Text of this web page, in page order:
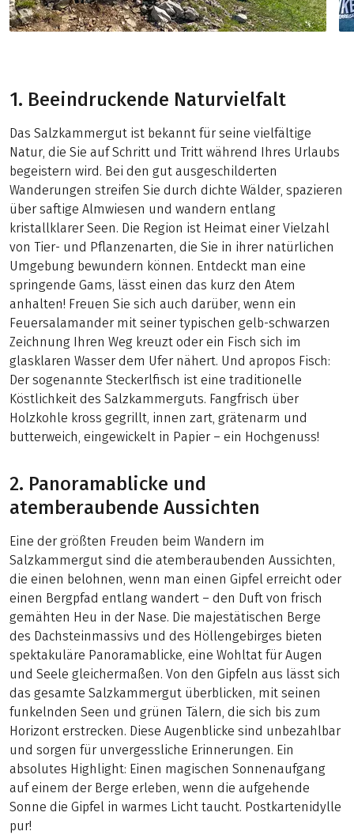
1. Beeindruckende Naturvielfalt
Das Salzkammergut ist bekannt für seine vielfältige
Natur, die Sie auf Schritt und Tritt während Ihres Urlaubs
begeistern wird. Bei den gut ausgeschilderten
Wanderungen streifen Sie durch dichte Wälder, spazieren
über saftige Almwiesen und wandern entlang
kristallklarer Seen. Die Region ist Heimat einer Vielzahl
von Tier- und Pflanzenarten, die Sie in ihrer natürlichen
Umgebung bewundern können. Entdeckt man eine
springende Gams, lässt einen das kurz den Atem
anhalten! Freuen Sie sich auch darüber, wenn ein
Feuersalamander mit seiner typischen gelb-schwarzen
Zeichnung Ihren Weg kreuzt oder ein Fisch sich im
glasklaren Wasser dem Ufer nähert. Und apropos Fisch:
Der sogenannte Steckerlfisch ist eine traditionelle
Köstlichkeit des Salzkammerguts. Fangfrisch über
Holzkohle kross gegrillt, innen zart, grätenarm und
butterweich, eingewickelt in Papier – ein Hochgenuss!
2. Panoramablicke und
atemberaubende Aussichten
Eine der größten Freuden beim Wandern im
Salzkammergut sind die atemberaubenden Aussichten,
die einen belohnen, wenn man einen Gipfel erreicht oder
einen Bergpfad entlang wandert – den Duft von frisch
gemähten Heu in der Nase. Die majestätischen Berge
des Dachsteinmassivs und des Höllengebirges bieten
spektakuläre Panoramablicke, eine Wohltat für Augen
und Seele gleichermaßen. Von den Gipfeln aus lässt sich
das gesamte Salzkammergut überblicken, mit seinen
funkelnden Seen und grünen Tälern, die sich bis zum
Horizont erstrecken. Diese Augenblicke sind unbezahlbar
und sorgen für unvergessliche Erinnerungen. Ein
absolutes Highlight: Einen magischen Sonnenaufgang
auf einem der Berge erleben, wenn die aufgehende
Sonne die Gipfel in warmes Licht taucht. Postkartenidylle
pur!